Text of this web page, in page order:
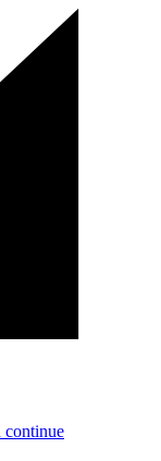
continue